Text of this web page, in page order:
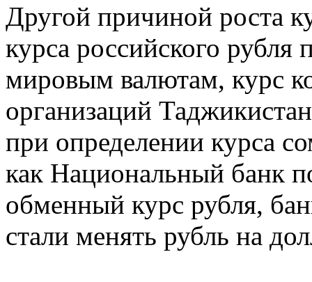
Другой причиной роста
курса российского
мировым валютам, курс
организаций
при определении курса
как Национальный банк
обменный курс рубля,
стали менять рубль на